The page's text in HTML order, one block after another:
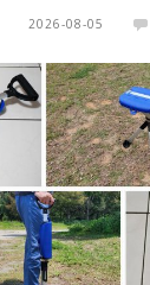
2026-08-05